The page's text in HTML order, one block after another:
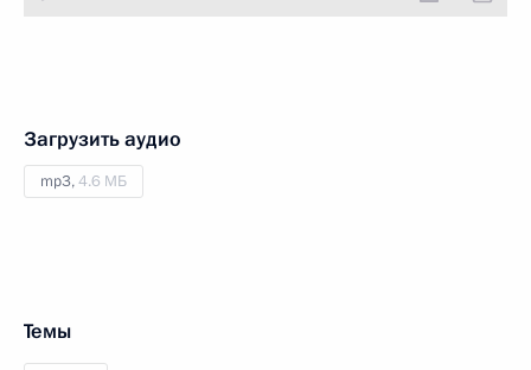
Загрузить аудио
mp3,4.6 МБ
Темы